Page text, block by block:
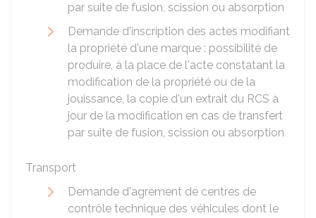
par suite de fusion, scission ou absorption
Demande d'inscription des actes modifiant
la propriété d'une marque : possibilité de
produire, à la place de l'acte constatant la
modification de la propriété ou de la
jouissance, la copie d'un extrait du RCS à
jour de la modification en cas de transfert
par suite de fusion, scission ou absorption
Transport
Demande d'agrément de centres de
contrôle technique des véhicules dont le